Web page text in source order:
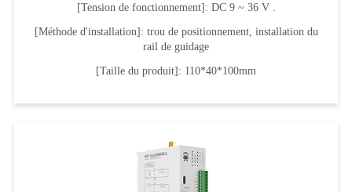
[Tension de fonctionnement]: DC 9 ~ 36 V .
[Méthode d'installation]: trou de positionnement, installation du
rail de guidage
[Taille du produit]: 110*40*100mm